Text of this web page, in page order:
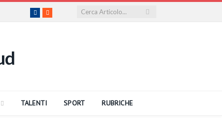
Facebook
RSS
TALENTI SPORT RUBRICHE